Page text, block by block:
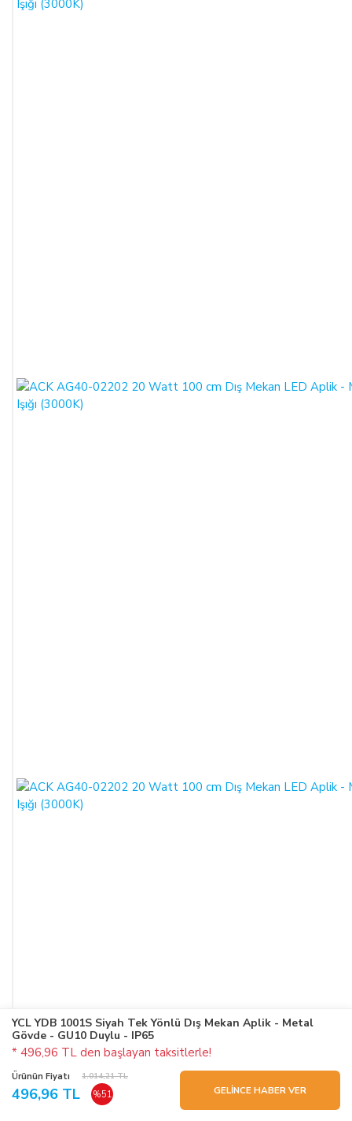
YCL YDB 1001S Siyah Tek Yönlü Dış Mekan Aplik - Metal
Gövde - GU10 Duylu - IP65
* 496,96 TL den başlayan taksitlerle!
Ürünün Fiyatı 1.014,21 TL
496,96 TL %51 GELİNCE HABER VER